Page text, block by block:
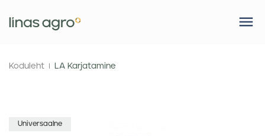
Koduleht LA Karjatamine
Universaalne